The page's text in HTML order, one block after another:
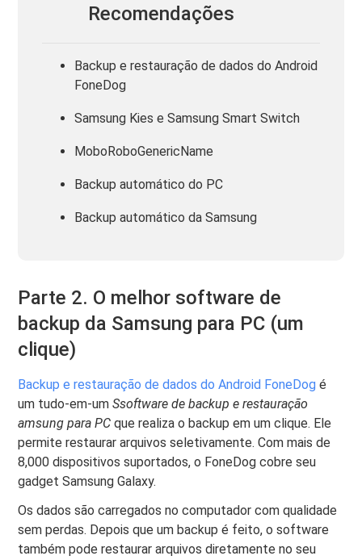
Recomendações
Backup e restauração de dados do Android
FoneDog
Samsung Kies e Samsung Smart Switch
MoboRoboGenericName
Backup automático do PC
Backup automático da Samsung
Parte 2. O melhor software de
backup da Samsung para PC (um
clique)
Backup e restauração de dados do Android FoneDog é
um tudo-em-umSsoftware de backup e restauração
amsung para PCque realiza o backup em um clique. Ele
permite restaurar arquivos seletivamente. Com mais de
8,000 dispositivos suportados, o FoneDog cobre seu
gadget Samsung Galaxy.
Os dados são carregados no computador com qualidade
sem perdas. Depois que um backup é feito, o software
também pode restaurar arquivos diretamente no seu